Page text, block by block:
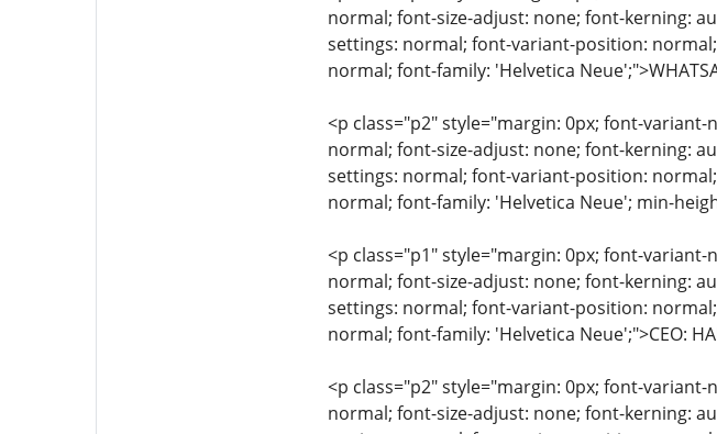
normal; font-size-adjust: none; font-kerning:
settings: normal; font-variant-position:
normal; font-family: 'Helvetica
<p class="p2" style="margin: 0px; font-
normal; font-size-adjust: none; font-kerning:
settings: normal; font-variant-position:
normal; font-family: 'Helvetica Neue'; min-
<p class="p1" style="margin: 0px; font-
normal; font-size-adjust: none; font-kerning:
settings: normal; font-variant-position:
normal; font-family: 'Helvetica Neue';">CEO:
<p class="p2" style="margin: 0px; font-
normal; font-size-adjust: none; font-kerning: